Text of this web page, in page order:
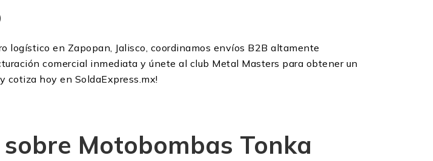
logístico en Zapopan, Jalisco, coordinamos envíos B2B altamente
comercial inmediata y únete al club Metal Masters para obtener un
cotiza hoy en SoldaExpress.mx!
Motobombas Tonka